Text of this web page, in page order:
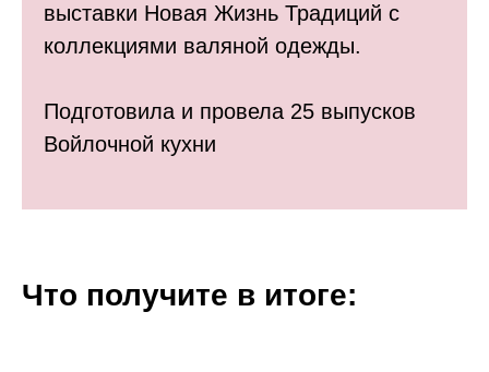
выставки Новая Жизнь Традиций с
коллекциями валяной одежды.
Подготовила и провела 25 выпусков
Войлочной кухни
Что получите в итоге: